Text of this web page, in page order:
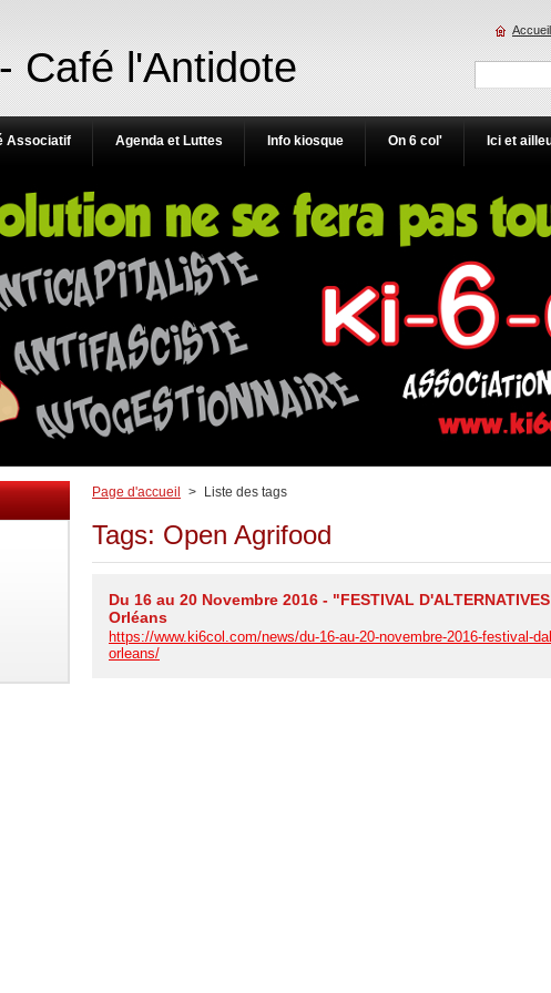
Café l'Antidote
Page d'accueil > Liste des tags
Tags: Open Agrifood
Du 16 au 20 Novembre 2016 - "FESTIVAL
Orléans
https://www.ki6col.com/news/du-16-au-20-novembre-2016-festival-
orleans/
Associatif Agenda et Luttes Info kiosque On 6 col' Ici et
Accueil